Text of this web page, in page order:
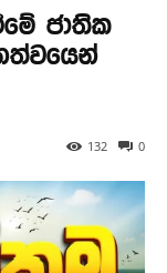
ජාතික
0
132